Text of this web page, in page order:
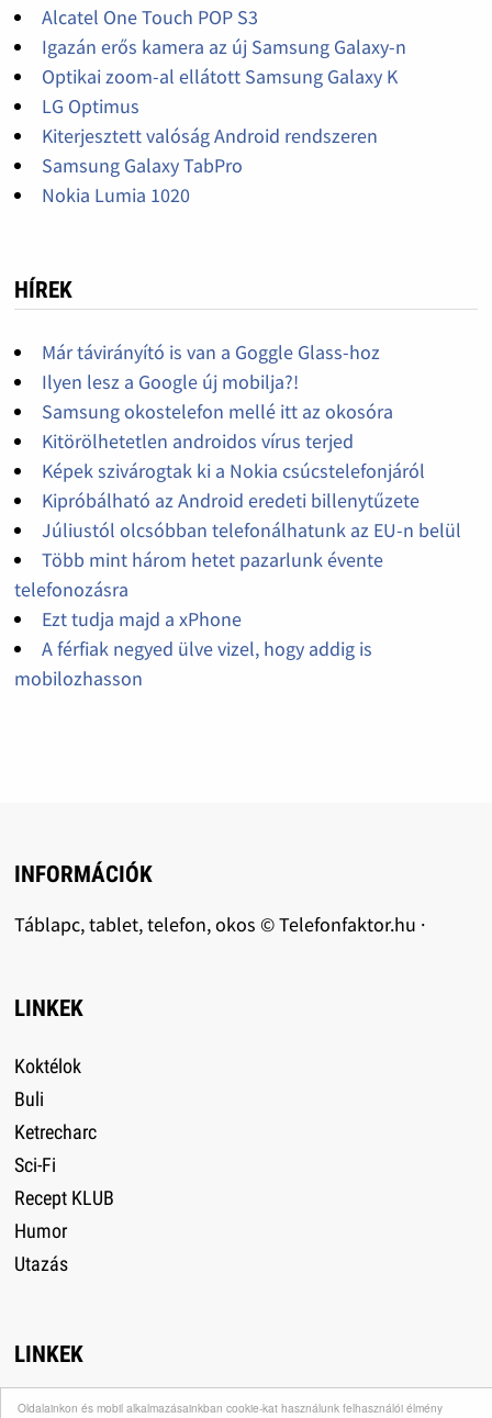
Oldalainkon és mobil alkalmazásainkban cookie-kat használunk felhasználói élmény
Alcatel One Touch POP S3
Igazán erős kamera az új Samsung Galaxy-n
Optikai zoom-al ellátott Samsung Galaxy K
LG Optimus
Kiterjesztett valóság Android rendszeren
Samsung Galaxy TabPro
Nokia Lumia 1020
HÍREK
Már távirányító is van a Goggle Glass-hoz
Ilyen lesz a Google új mobilja?!
Samsung okostelefon mellé itt az okosóra
Kitörölhetetlen androidos vírus terjed
Képek szivárogtak ki a Nokia csúcstelefonjáról
Kipróbálható az Android eredeti billenytűzete
Júliustól olcsóbban telefonálhatunk az EU-n belül
Több mint három hetet pazarlunk évente
telefonozásra
Ezt tudja majd a xPhone
A férfiak negyed ülve vizel, hogy addig is
mobilozhasson
INFORMÁCIÓK
Táblapc, tablet, telefon, okos © Telefonfaktor.hu ·
LINKEK
Koktélok
Buli
Ketrecharc
Sci-Fi
Recept KLUB
Humor
Utazás
LINKEK
+18